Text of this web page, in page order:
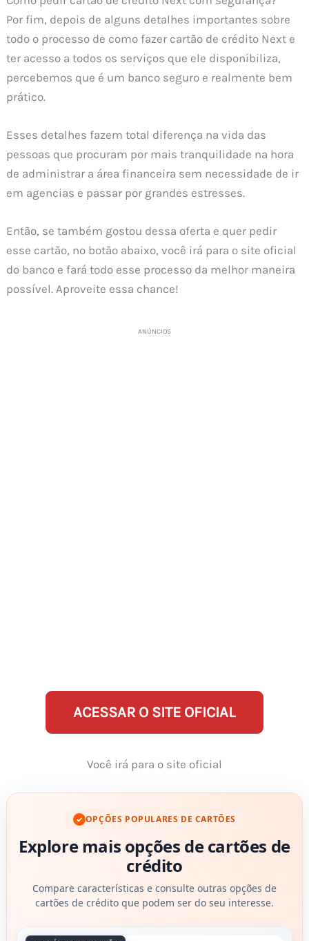
Por fim, depois de alguns detalhes importantes sobre
todo o processo de como fazer cartão de crédito Next e
ter acesso a todos os serviços que ele disponibiliza,
percebemos que é um banco seguro e realmente bem
prático.
Esses detalhes fazem total diferença na vida das
pessoas que procuram por mais tranquilidade na hora
de administrar a área financeira sem necessidade de ir
em agencias e passar por grandes estresses.
Então, se também gostou dessa oferta e quer pedir
esse cartão, no botão abaixo, você irá para o site oficial
do banco e fará todo esse processo da melhor maneira
possível. Aproveite essa chance!
ANÚNCIOS
ACESSAR O SITE OFICIAL
Você irá para o site oficial
✓ OPÇÕES POPULARES DE CARTÕES
Explore mais opções de cartões de
crédito
Compare características e consulte outras opções de
cartões de crédito que podem ser do seu interesse.